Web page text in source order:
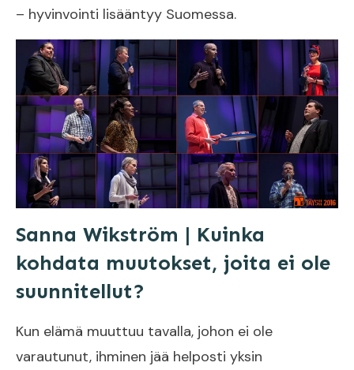
– hyvinvointi lisääntyy Suomessa.
Sanna Wikström | Kuinka
kohdata muutokset, joita ei ole
suunnitellut?
Kun elämä muuttuu tavalla, johon ei ole
varautunut, ihminen jää helposti yksin